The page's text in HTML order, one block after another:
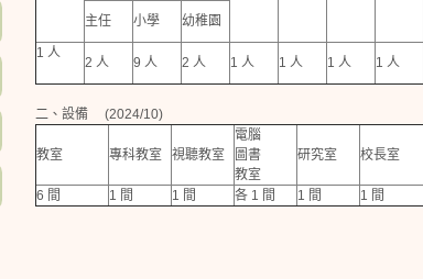
主任 小學 幼稚園
1 人
2 人 9 人 2 人 1 人 1 人 1 人 1 人
二、設備 (2024/10)
教室 專科教室 視聽教室
電腦
圖書
教室
研究室 校長室
6 間
1 間 1 間 各 1 間 1 間 1 間